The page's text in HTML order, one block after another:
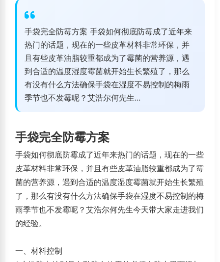
手袋完全防霉方案 手袋如何彻底防霉成了近年来
热门的话题，现在的一些皮革材料非常环保，并
且有些皮革油脂较重都成为了霉菌的营养源，遇
到合适的温度湿度霉菌就开始生长繁殖了，那么
有没有什么方法确保手袋在湿度不易控制的梅雨
季节也不发霉呢？艾浩尔何先生...
手袋完全防霉方案
手袋如何彻底防霉成了近年来热门的话题，现在的一些
皮革材料非常环保，并且有些皮革油脂较重都成为了霉
菌的营养源，遇到合适的温度湿度霉菌就开始生长繁殖
了，那么有没有什么方法确保手袋在湿度不易控制的梅
雨季节也不发霉呢？艾浩尔何先生今天带大家走进我们
的经验。
一、材料控制